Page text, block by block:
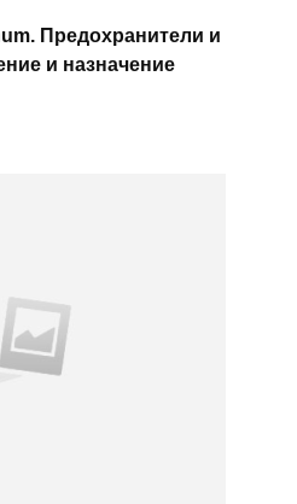
Предохранители и
и назначение